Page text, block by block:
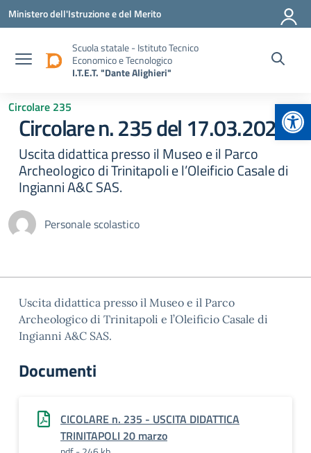
Vai ai contenuti
Vai al menu di navigazione
Vai al footer
Ministero dell'Istruzione e del Merito
Scuola statale - Istituto Tecnico
Economico e Tecnologico
I.T.E.T. "Dante Alighieri"
Circolare 235
Circolare n. 235 del 17.03.2025
Uscita didattica presso il Museo e il Parco
Archeologico di Trinitapoli e l’Oleificio Casale di
Ingianni A&C SAS.
Personale scolastico
Uscita didattica presso il Museo e il Parco
Archeologico di Trinitapoli e l’Oleificio Casale di
Ingianni A&C SAS.
Documenti
CICOLARE n. 235 - USCITA DIDATTICA
TRINITAPOLI 20 marzo